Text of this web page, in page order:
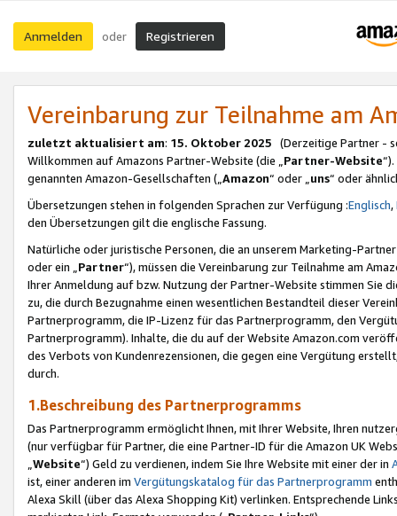
Anmelden oder Registrieren
Vereinbarung zur Teilnahme am
zuletzt aktualisiert am: 15. Oktober 2025 (Derzeitige Partner -
Willkommen auf Amazons Partner-Website (die „Partner-Website
genannten Amazon-Gesellschaften („Amazon“ oder „uns“ oder
Übersetzungen stehen in folgenden Sprachen zur Verfügung :Englisch,
den Übersetzungen gilt die englische Fassung.
Natürliche oder juristische Personen, die an unserem Marketing-
oder ein „Partner“), müssen die Vereinbarung zur Teilnahme am
Ihrer Anmeldung auf bzw. Nutzung der Partner-Website stimmen Sie
zu, die durch Bezugnahme einen wesentlichen Bestandteil dieser
Partnerprogramm, die IP-Lizenz für das Partnerprogramm, den
Partnerprogramm). Inhalte, die du auf der Website Amazon.com
des Verbots von Kundenrezensionen, die gegen eine Vergütung
durch.
1.Beschreibung des Partnerprogramms
Das Partnerprogramm ermöglicht Ihnen, mit Ihrer Website, Ihren
(nur verfügbar für Partner, die eine Partner-ID für die Amazon UK
Website“) Geld zu verdienen, indem Sie Ihre Website mit einer der in
ist, einer anderen im Vergütungskatalog für das Partnerprogramm
Alexa Skill (über das Alexa Shopping Kit) verlinken. Entsprechende